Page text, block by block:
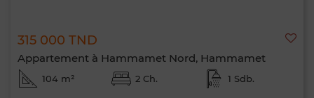
315 000 TND
Appartement à Hammamet Nord, Hammamet
104 m² 2 Ch. 1 Sdb.